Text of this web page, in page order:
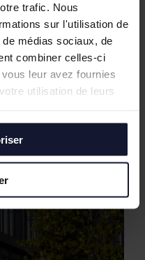
trafic. Nous
sur l'utilisation de
médias sociaux, de
combiner celles-ci
leur avez fournies
utilisation de leurs